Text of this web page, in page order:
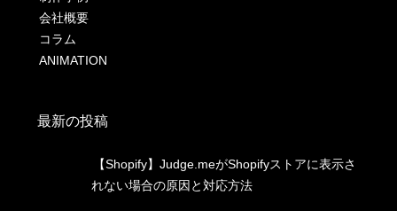
会社概要
コラム
ANIMATION
最新の投稿
【Shopify】Judge.meがShopifyストアに表示さ
れない場合の原因と対応方法